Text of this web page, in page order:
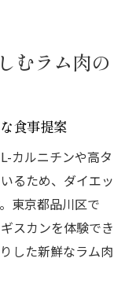
むラム肉の
食事提案
カルニチンや高タ
るため、ダイエッ
東京都品川区で
スカンを体験でき
した新鮮なラム肉